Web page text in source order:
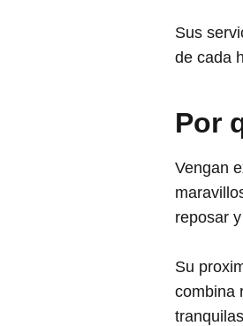
Sus
de cada
Por
Vengan
reposar
Su
combina